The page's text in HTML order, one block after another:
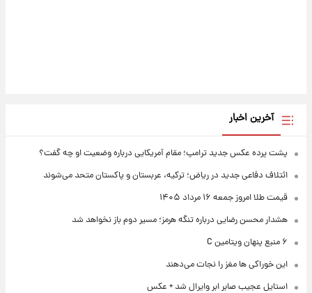
آخرین اخبار
پشت پرده عکس جدید ترامپ؛ مقام آمریکایی درباره وضعیت او چه گفت؟
ائتلاف دفاعی جدید در ریاض؛ ترکیه، عربستان و پاکستان متحد می‌شوند
قیمت طلا امروز جمعه ۱۶ مرداد ۱۴۰۵
هشدار محسن رضایی درباره تنگه هرمز؛ مسیر دوم باز نخواهد شد
۶ منبع پنهان ویتامین C
این خوراکی ها مغز را نجات می‌دهند
استایل عجیب صابر ابر وایرال شد + عکس